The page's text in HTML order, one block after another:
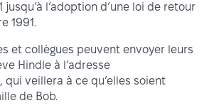
l’adoption d’une loi de retour
1991.
et collègues peuvent envoyer leurs
Hindle à l’adresse
, qui veillera à ce qu’elles soient
de Bob.